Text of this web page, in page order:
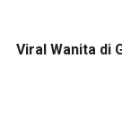
Viral Wanita di